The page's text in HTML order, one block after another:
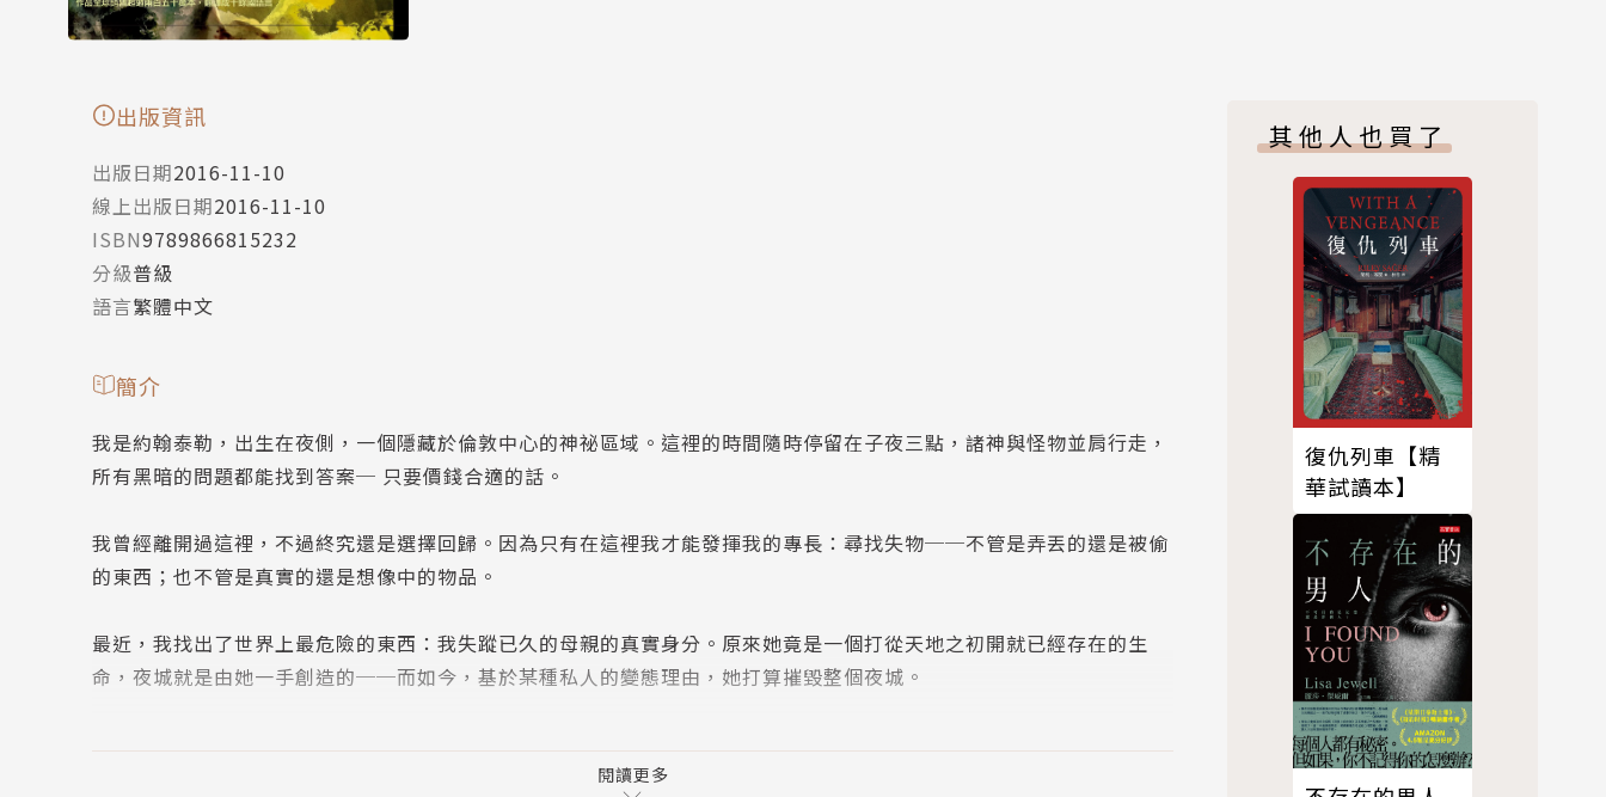
出版資訊
出版日期2016-11-10
線上出版日期2016-11-10
ISBN9789866815232
分級普級
語言繁體中文
簡介
我是約翰泰勒，出生在夜側，一個隱藏於倫敦中心的神祕區域。這裡的時間隨時停留在子夜三點，諸神與怪物並肩行走，
所有黑暗的問題都能找到答案─ 只要價錢合適的話。
我曾經離開過這裡，不過終究還是選擇回歸。因為只有在這裡我才能發揮我的專長：尋找失物──不管是弄丟的還是被偷
的東西；也不管是真實的還是想像中的物品。
最近，我找出了世界上最危險的東西：我失蹤已久的母親的真實身分。原來她竟是一個打從天地之初開就已經存在的生
命，夜城就是由她一手創造的──而如今，基於某種私人的變態理由，她打算摧毀整個夜城。
閱讀更多
其他人也買了
復仇列車【精
華試讀本】